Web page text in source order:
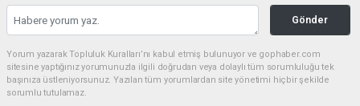
Gönder
Yorum yazarak Topluluk Kuralları’nı kabul etmiş bulunuyor ve gophaber.com
sitesine yaptığınız yorumunuzla ilgili doğrudan veya dolaylı tüm sorumluluğu tek
başınıza üstleniyorsunuz. Yazılan tüm yorumlardan site yönetimi hiçbir şekilde
sorumlu tutulamaz.